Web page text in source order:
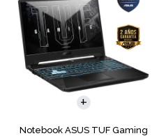
Notebook ASUS TUF Gaming
COMPARAR